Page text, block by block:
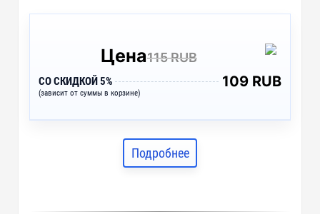
Цена115 RUB
СО СКИДКОЙ 5%
(зависит от суммы в корзине)
109 RUB
Подробнее